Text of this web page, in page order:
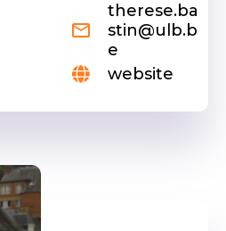
therese.ba
stin@ulb.b
e
website